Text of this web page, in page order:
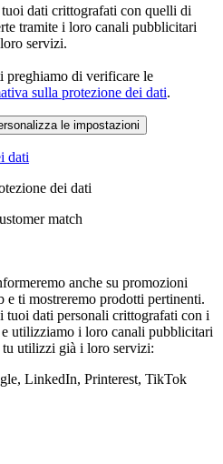
dati crittografati con quelli di
tramite i loro canali pubblicitari
servizi.
preghiamo di verificare le
sulla protezione dei dati.
le impostazioni
dati
dei dati
match
anche su promozioni
e ti mostreremo prodotti pertinenti.
dati personali crittografati con i
utilizziamo i loro canali pubblicitari
utilizzi già i loro servizi:
LinkedIn, Printerest, TikTok